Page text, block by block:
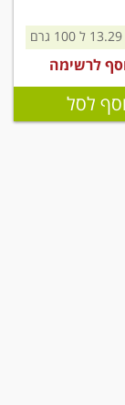
13.29 ל 100 גרם
לרשימה
לסל